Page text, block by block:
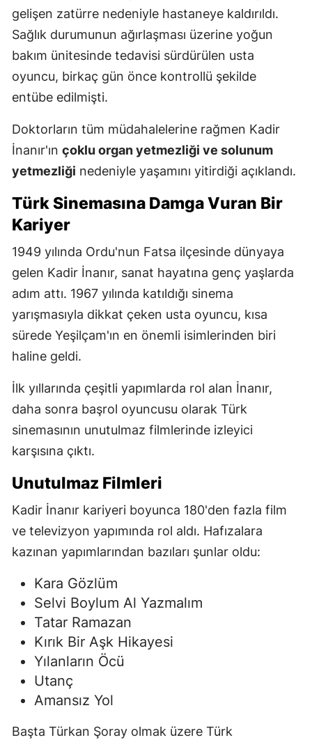
gelişen zatürre nedeniyle hastaneye kaldırıldı.
Sağlık durumunun ağırlaşması üzerine yoğun
bakım ünitesinde tedavisi sürdürülen usta
oyuncu, birkaç gün önce kontrollü şekilde
entübe edilmişti.
Doktorların tüm müdahalelerine rağmen Kadir
İnanır'ın çoklu organ yetmezliği ve solunum
yetmezliği nedeniyle yaşamını yitirdiği açıklandı.
Türk Sinemasına Damga Vuran Bir
Kariyer
1949 yılında Ordu'nun Fatsa ilçesinde dünyaya
gelen Kadir İnanır, sanat hayatına genç yaşlarda
adım attı. 1967 yılında katıldığı sinema
yarışmasıyla dikkat çeken usta oyuncu, kısa
sürede Yeşilçam'ın en önemli isimlerinden biri
haline geldi.
İlk yıllarında çeşitli yapımlarda rol alan İnanır,
daha sonra başrol oyuncusu olarak Türk
sinemasının unutulmaz filmlerinde izleyici
karşısına çıktı.
Unutulmaz Filmleri
Kadir İnanır kariyeri boyunca 180'den fazla film
ve televizyon yapımında rol aldı. Hafızalara
kazınan yapımlarından bazıları şunlar oldu:
Kara Gözlüm
Selvi Boylum Al Yazmalım
Tatar Ramazan
Kırık Bir Aşk Hikayesi
Yılanların Öcü
Utanç
Amansız Yol
Başta Türkan Şoray olmak üzere Türk